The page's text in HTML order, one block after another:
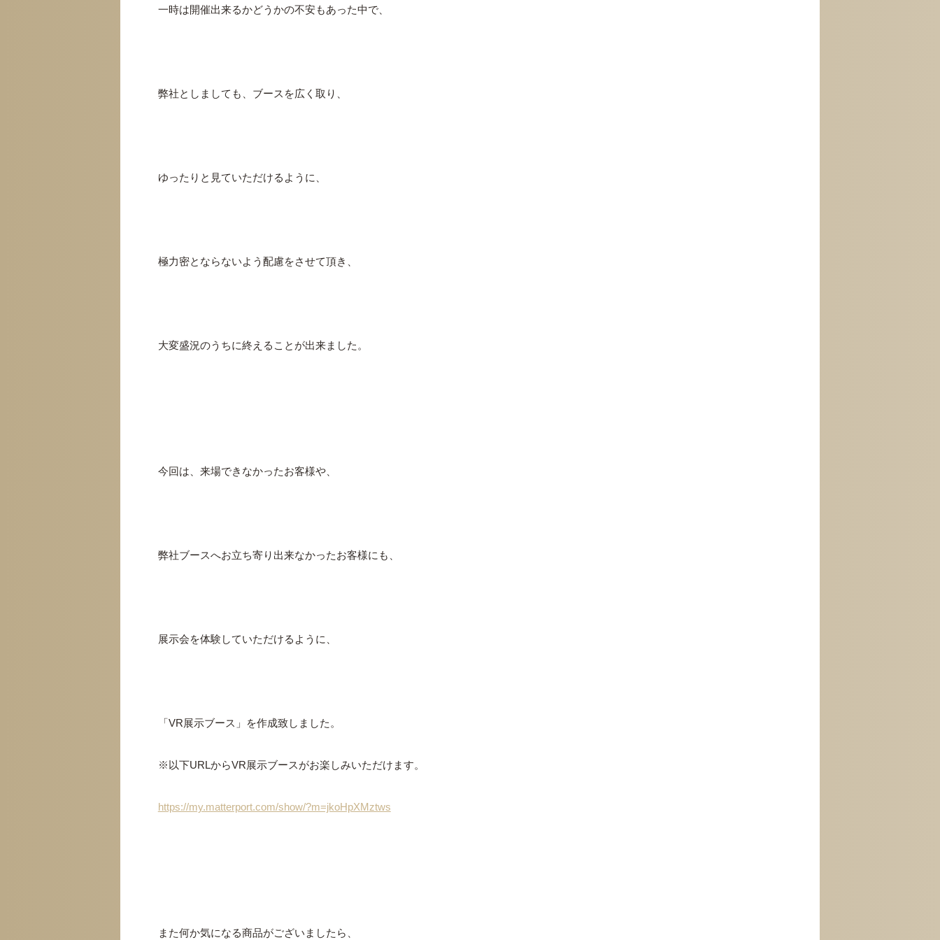
一時は開催出来るかどうかの不安もあった中で、
弊社としましても、ブースを広く取り、
ゆったりと見ていただけるように、
極力密とならないよう配慮をさせて頂き、
大変盛況のうちに終えることが出来ました。
今回は、来場できなかったお客様や、
弊社ブースへお立ち寄り出来なかったお客様にも、
展示会を体験していただけるように、
「VR展示ブース」を作成致しました。
※以下URLからVR展示ブースがお楽しみいただけます。
https://my.matterport.com/show/?m=jkoHpXMztws
また何か気になる商品がございましたら、